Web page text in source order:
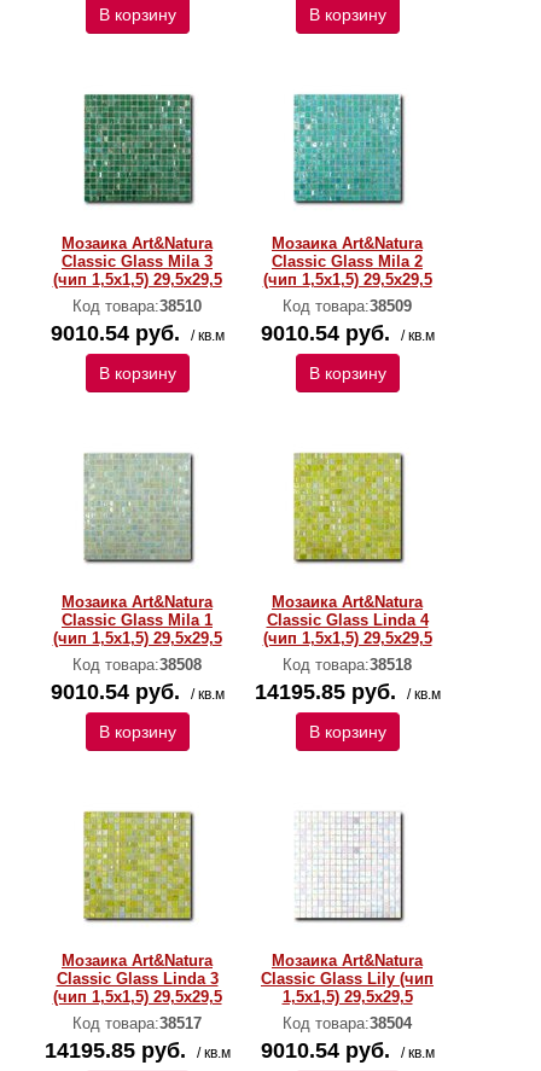
В корзину В корзину
Мозаика Art&Natura
Classic Glass Mila 3
(чип 1,5х1,5) 29,5x29,5
Код товара:38510
9010.54 руб. / кв.м
В корзину
Мозаика Art&Natura
Classic Glass Mila 2
(чип 1,5х1,5) 29,5x29,5
Код товара:38509
9010.54 руб. / кв.м
В корзину
Мозаика Art&Natura
Classic Glass Mila 1
(чип 1,5х1,5) 29,5x29,5
Код товара:38508
9010.54 руб. / кв.м
В корзину
Мозаика Art&Natura
Classic Glass Linda 4
(чип 1,5х1,5) 29,5x29,5
Код товара:38518
14195.85 руб. / кв.м
В корзину
Мозаика Art&Natura
Classic Glass Linda 3
(чип 1,5х1,5) 29,5x29,5
Код товара:38517
14195.85 руб. / кв.м
Мозаика Art&Natura
Classic Glass Lily (чип
1,5х1,5) 29,5x29,5
Код товара:38504
9010.54 руб. / кв.м